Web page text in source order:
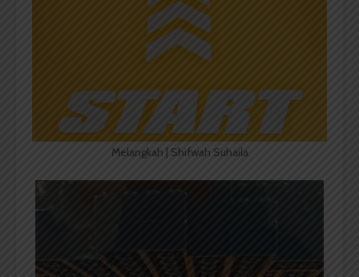
Melangkah | Shifwah Suhaila